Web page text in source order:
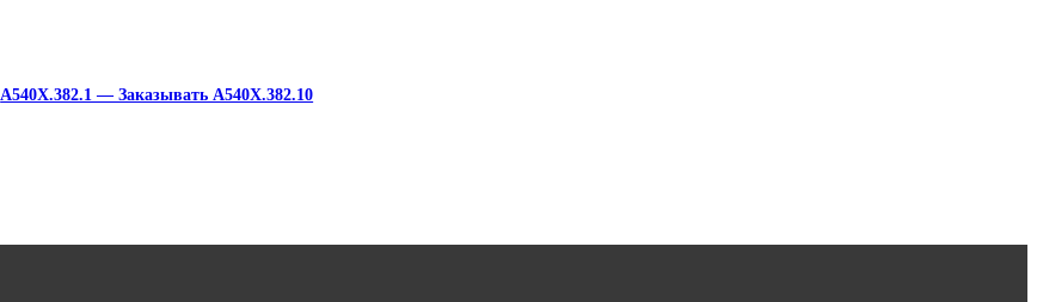
A540X.382.1 — Заказывать A540X.382.10